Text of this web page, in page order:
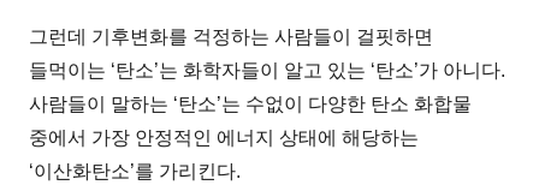
그런데 기후변화를 걱정하는 사람들이 걸핏하면
들먹이는 ‘탄소’는 화학자들이 알고 있는 ‘탄소’가 아니다.
사람들이 말하는 ‘탄소’는 수없이 다양한 탄소 화합물
중에서 가장 안정적인 에너지 상태에 해당하는
‘이산화탄소’를 가리킨다.